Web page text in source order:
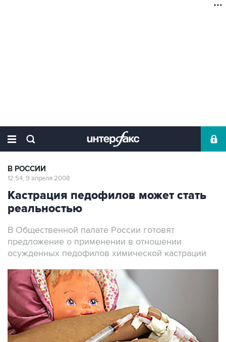
В РОССИИ
12:54, 9 апреля 2008
Кастрация педофилов может стать
реальностью
В Общественной палате России готовят
предложение о применении в отношении
осужденных педофилов химической кастрации